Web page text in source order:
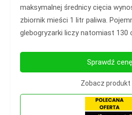
maksymalnej średnicy cięcia
zbiornik mieści 1 litr paliwa.
glebogryzarki liczy natomiast 130
Sprawdź cenę
Zobacz produkt